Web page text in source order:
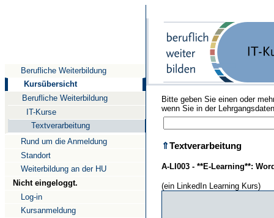
Berufliche Weiterbildung
Kursübersicht
Berufliche Weiterbildung
IT-Kurse
Textverarbeitung
Rund um die Anmeldung
Standort
Weiterbildung an der HU
Nicht eingeloggt.
Log-in
Kursanmeldung
Bitte geben Sie einen oder
wenn Sie in der
⇑Textverarbeitung
A-LI003 - **E-Learning**:
(ein LinkedIn Learning Kurs)